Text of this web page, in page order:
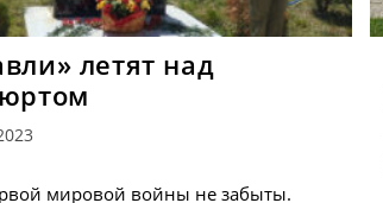
летят над
мировой войны не забыты.